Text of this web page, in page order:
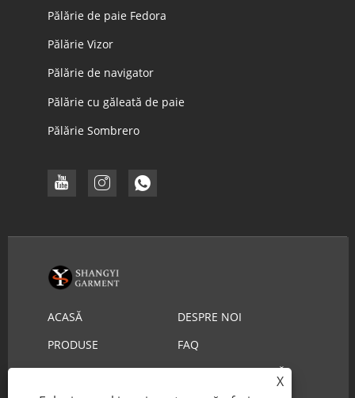
Pălărie de paie Fedora
Pălărie Vizor
Pălărie de navigator
Pălărie cu găleată de paie
Pălărie Sombrero
ACASĂ
DESPRE NOI
PRODUSE
FAQ
DESCARCA
TRIMITE O ANCHETĂ
X